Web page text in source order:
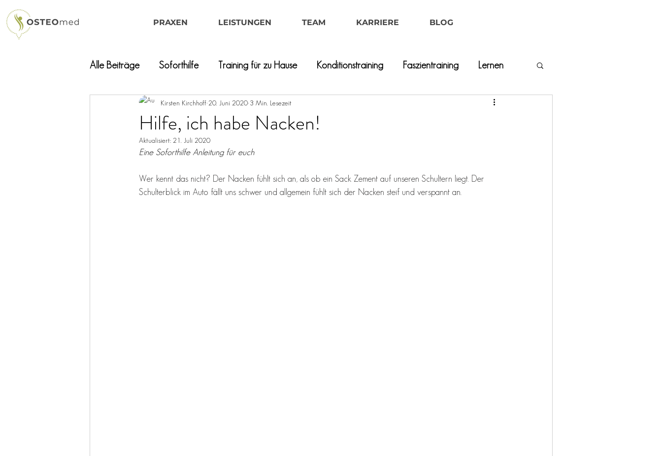
PRAXEN LEISTUNGEN TEAM KARRIERE BLOG
Alle Beiträge Soforthilfe Training für zu Hause Konditionstraining Faszientraining Lernen
Hilfe, ich habe Nacken!
Kirsten Kirchhoff 20. Juni 2020 3 Min. Lesezeit
Aktualisiert: 21. Juli 2020
Eine Soforthilfe Anleitung für euch
Wer kennt das nicht? Der Nacken fühlt sich an, als ob ein Sack Zement auf unseren Schultern liegt. Der
Schulterblick im Auto fällt uns schwer und allgemein fühlt sich der Nacken steif und verspannt an.